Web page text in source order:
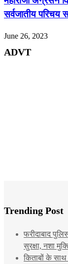
सर्वजातीय
June 26, 2023
ADVT
Trending Post
फरीदाबाद
सुरक्षा, नशा
किताबों के साथ